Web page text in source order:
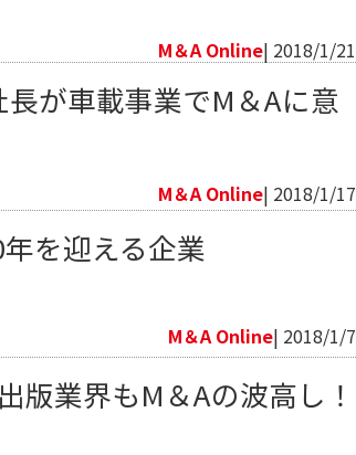
M＆A Online| 2018/1/21
が車載事業でM＆Aに意
M＆A Online| 2018/1/17
を迎える企業
M＆A Online| 2018/1/7
版業界もM＆Aの波高し！